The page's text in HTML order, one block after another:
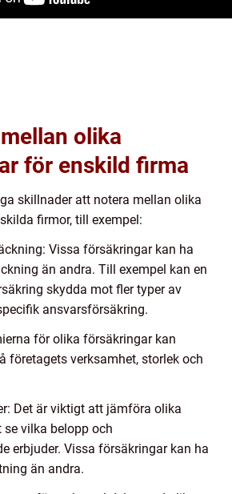
olika
för enskild firma
skillnader att notera mellan olika
firmor, till exempel:
Vissa försäkringar kan ha
än andra. Till exempel kan en
skydda mot fler typer av
ansvarsförsäkring.
för olika försäkringar kan
företagets verksamhet, storlek och
Det är viktigt att jämföra olika
vilka belopp och
erbjuder. Vissa försäkringar kan ha
än andra.